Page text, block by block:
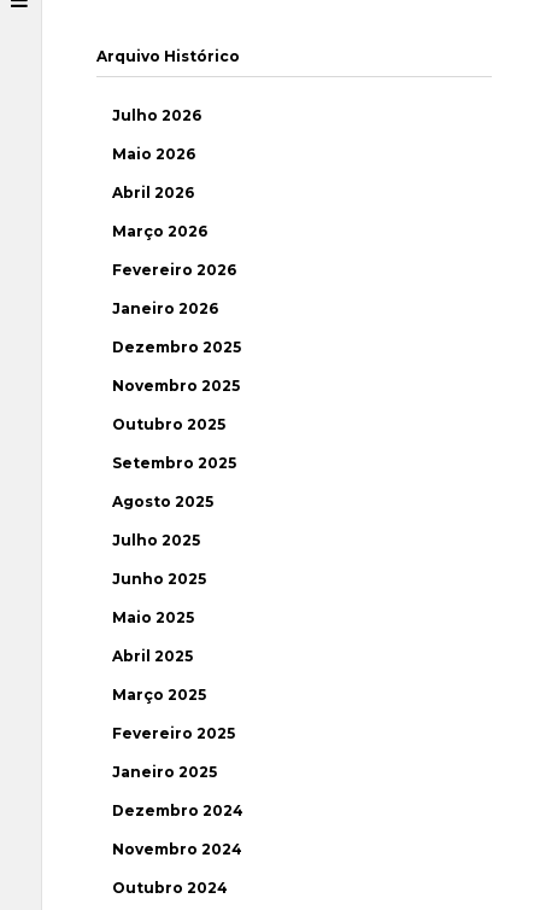
Arquivo Histórico
Julho 2026
Maio 2026
Abril 2026
Março 2026
Fevereiro 2026
Janeiro 2026
Dezembro 2025
Novembro 2025
Outubro 2025
Setembro 2025
Agosto 2025
Julho 2025
Junho 2025
Maio 2025
Abril 2025
Março 2025
Fevereiro 2025
Janeiro 2025
Dezembro 2024
Novembro 2024
Outubro 2024